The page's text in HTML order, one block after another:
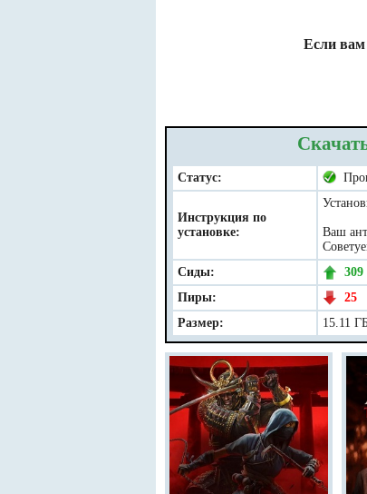
Если вам
Статус:
Инструкция по
установке:
Ваш
Сиды:
309
Пиры:
25
Размер:
15.11